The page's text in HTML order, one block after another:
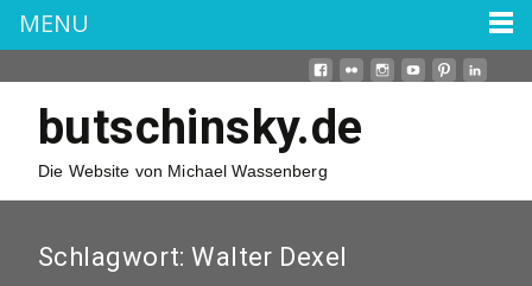
butschinsky.de
Die Website von Michael Wassenberg
Schlagwort:Walter Dexel
MENU